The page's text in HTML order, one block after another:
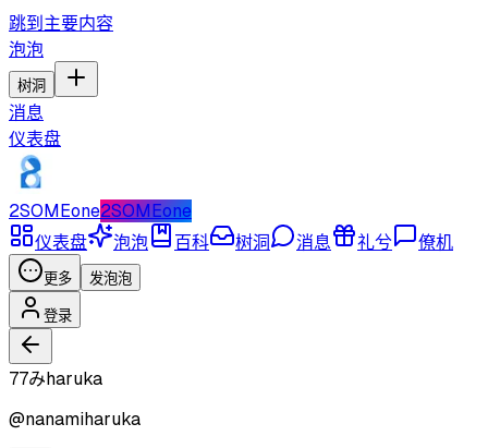
跳到主要内容
泡泡
树洞
消息
仪表盘
2SOMEone2SOMEone
仪表盘
泡泡 百科 树洞 消息 礼兮 僚机
更多 发泡泡
登录
77みharuka
@nanamiharuka